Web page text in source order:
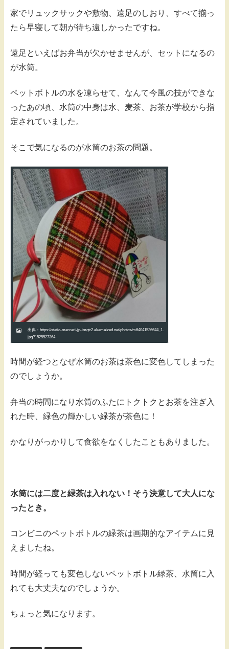
家でリュックサックや敷物、遠足のしおり、すべて揃っ
たら早寝して朝が待ち遠しかったですね。
遠足といえばお弁当が欠かせませんが、セットになるの
が水筒。
ペットボトルの水を凍らせて、なんて今風の技ができな
ったあの頃、水筒の中身は水、麦茶、お茶が学校から指
定されていました。
そこで気になるのが水筒のお茶の問題。
出典：https://static-mercari-jp-imgtr2.akamaized.net/photos/m64041536644_1.
jpg?1525527364
時間が経つとなぜ水筒のお茶は茶色に変色してしまった
のでしょうか。
弁当の時間になり水筒のふたにトクトクとお茶を注ぎ入
れた時、緑色の輝かしい緑茶が茶色に！
かなりがっかりして食欲をなくしたこともありました。
水筒には二度と緑茶は入れない！そう決意して大人にな
ったとき。
コンビニのペットボトルの緑茶は画期的なアイテムに見
えましたね。
時間が経っても変色しないペットボトル緑茶、水筒に入
れても大丈夫なのでしょうか。
ちょっと気になります。